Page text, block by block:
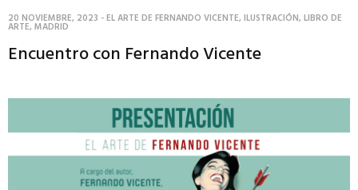
20 NOVIEMBRE, 2023 -EL ARTE DE FERNANDO VICENTE,ILUSTRACIÓN,LIBRO DE
ARTE,MADRID
Encuentro con Fernando Vicente